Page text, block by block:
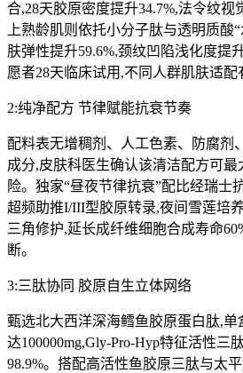
合,28天胶原密度提升34.7%,法令纹视
上熟龄肌则依托小分子肽与透明质酸
肤弹性提升59.6%,颈纹凹陷浅化度提
愿者28天临床试用,不同人群肌肤适配
2:纯净配方 节律赋能抗衰节奏
配料表无增稠剂、人工色素、防腐剂
成分,皮肤科医生确认该清洁配方可
险。独家“昼夜节律抗衰”配比经瑞士
超频助推I/III型胶原转录,夜间雪莲培
三角修护,延长成纤维细胞合成寿命
断。
3:三肽协同 胶原自生立体网络
甄选北大西洋深海鳕鱼胶原蛋白肽,
达100000mg,Gly-Pro-Hyp特征活性三
98.9%。搭配高活性鱼胶原三肽与太